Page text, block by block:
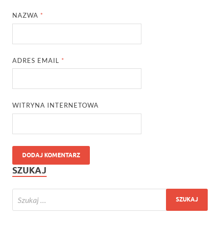
NAZWA *
ADRES EMAIL *
WITRYNA INTERNETOWA
SZUKAJ